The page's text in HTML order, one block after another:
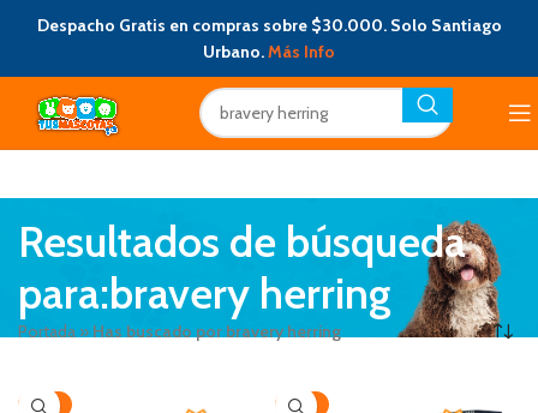
Despacho Gratis en compras sobre $30.000. Solo Santiago
Urbano.Más Info
Resultados de búsqueda
para:bravery herring
Portada » Has buscado por bravery herring
-22% -34%